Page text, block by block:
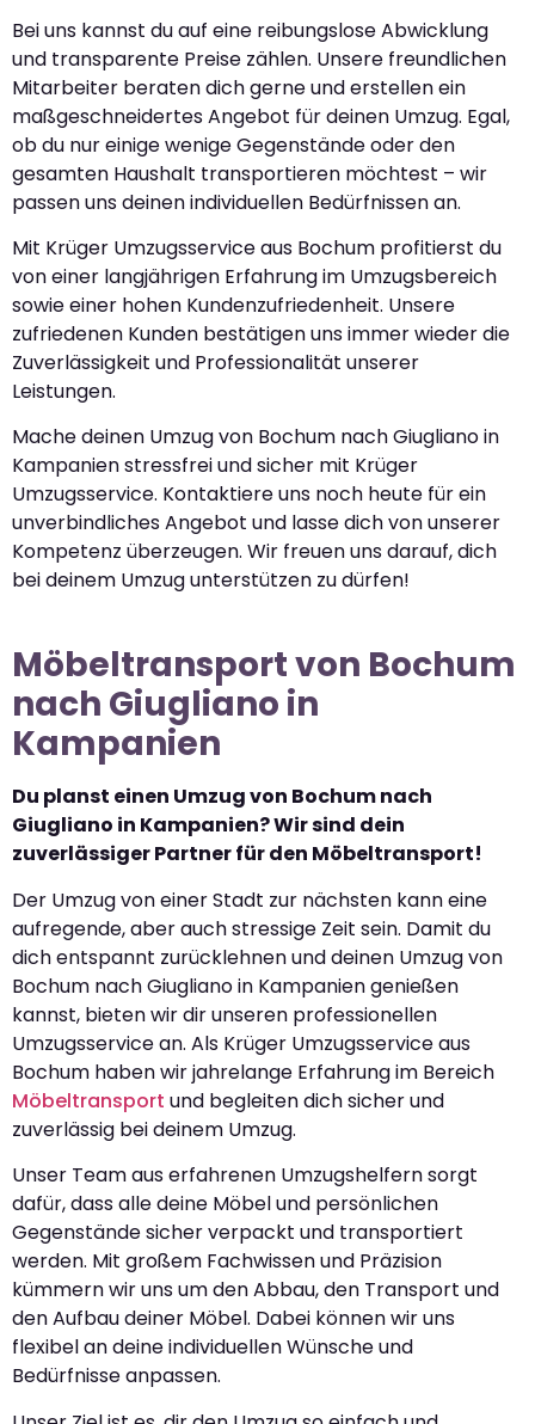
Bei uns kannst du auf eine reibungslose Abwicklung
und transparente Preise zählen. Unsere freundlichen
Mitarbeiter beraten dich gerne und erstellen ein
maßgeschneidertes Angebot für deinen Umzug. Egal,
ob du nur einige wenige Gegenstände oder den
gesamten Haushalt transportieren möchtest – wir
passen uns deinen individuellen Bedürfnissen an.
Mit Krüger Umzugsservice aus Bochum profitierst du
von einer langjährigen Erfahrung im Umzugsbereich
sowie einer hohen Kundenzufriedenheit. Unsere
zufriedenen Kunden bestätigen uns immer wieder die
Zuverlässigkeit und Professionalität unserer
Leistungen.
Mache deinen Umzug von Bochum nach Giugliano in
Kampanien stressfrei und sicher mit Krüger
Umzugsservice. Kontaktiere uns noch heute für ein
unverbindliches Angebot und lasse dich von unserer
Kompetenz überzeugen. Wir freuen uns darauf, dich
bei deinem Umzug unterstützen zu dürfen!
Möbeltransport von Bochum
nach Giugliano in
Kampanien
Du planst einen Umzug von Bochum nach
Giugliano in Kampanien? Wir sind dein
zuverlässiger Partner für den Möbeltransport!
Der Umzug von einer Stadt zur nächsten kann eine
aufregende, aber auch stressige Zeit sein. Damit du
dich entspannt zurücklehnen und deinen Umzug von
Bochum nach Giugliano in Kampanien genießen
kannst, bieten wir dir unseren professionellen
Umzugsservice an. Als Krüger Umzugsservice aus
Bochum haben wir jahrelange Erfahrung im Bereich
Möbeltransport und begleiten dich sicher und
zuverlässig bei deinem Umzug.
Unser Team aus erfahrenen Umzugshelfern sorgt
dafür, dass alle deine Möbel und persönlichen
Gegenstände sicher verpackt und transportiert
werden. Mit großem Fachwissen und Präzision
kümmern wir uns um den Abbau, den Transport und
den Aufbau deiner Möbel. Dabei können wir uns
flexibel an deine individuellen Wünsche und
Bedürfnisse anpassen.